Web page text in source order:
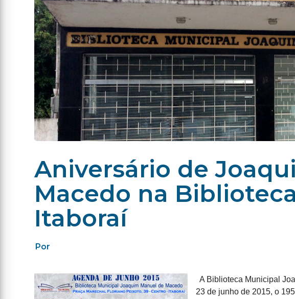
Aniversário de
Macedo na
Itaboraí
Por
A Biblioteca Municipal
23 de junho de 2015, o